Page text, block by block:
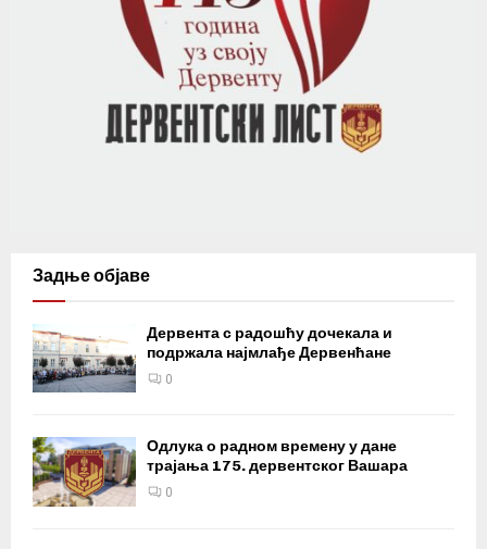
Задње објаве
Дервента с радошћу дочекала и
подржала најмлађе Дервенћане
0
Одлука о радном времену у дане
трајања 175. дервентског Вашара
0